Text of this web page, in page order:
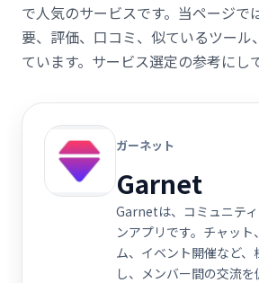
で人気のサービスです。当ページで
要、評価、口コミ、似ているツール
ています。サービス選定の参考にし
ガーネット
Garnet
Garnetは、コミュニテ
ンアプリです。チャッ
ム、イベント開催など
し、メンバー間の交流